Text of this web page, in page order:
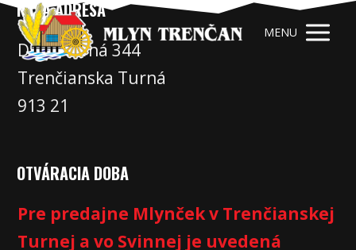
MENU
NAŠA ADRESA
Družstevná 344
Trenčianska Turná
913 21
OTVÁRACIA DOBA
Pre predajne Mlynček v Trenčianskej
Turnej a vo Svinnej je uvedená